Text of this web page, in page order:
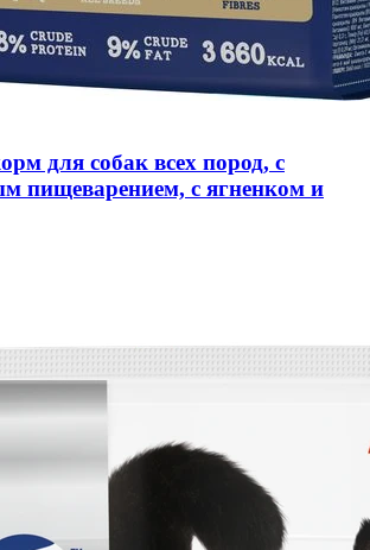
для собак всех пород, с
пищеварением, с ягненком и